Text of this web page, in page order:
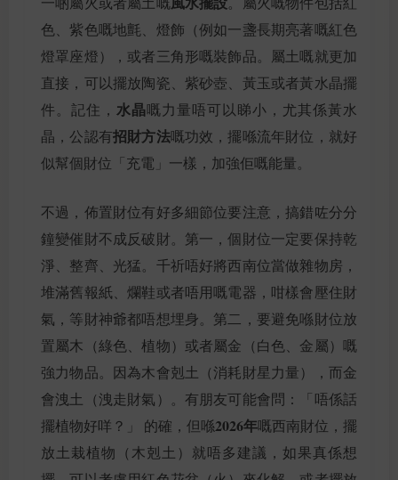
色、紫色嘅地氈、燈飾（例如一盞長期亮著嘅紅色
燈罩座燈），或者三角形嘅裝飾品。屬土嘅就更加
直接，可以擺放陶瓷、紫砂壺、黃玉或者黃水晶擺
件。記住， 水晶嘅力量唔可以睇小，尤其係黃水
晶，公認有招財方法嘅功效，擺喺流年財位，就好
似幫個財位「充電」一樣，加強佢嘅能量。
不過，佈置財位有好多細節位要注意，搞錯咗分分
鐘變催財不成反破財。第一，個財位一定要保持乾
淨、整齊、光猛。千祈唔好將西南位當做雜物房，
堆滿舊報紙、爛鞋或者唔用嘅電器，咁樣會壓住財
氣，等財神爺都唔想埋身。第二，要避免喺財位放
置屬木（綠色、植物）或者屬金（白色、金屬）嘅
強力物品。因為木會剋土（消耗財星力量），而金
會洩土（洩走財氣）。有朋友可能會問：「唔係話
擺植物好咩？」 的確，但喺2026年嘅西南財位，擺
放土栽植物（木剋土）就唔多建議，如果真係想